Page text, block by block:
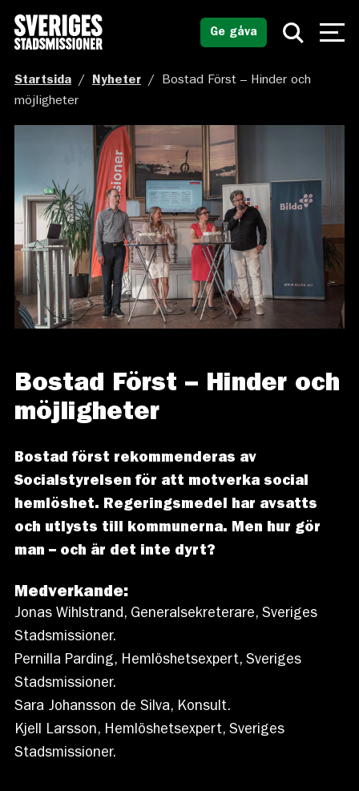
Ge gåva
Startsida / Nyheter /
Bostad Först – Hinder och
möjligheter
Bostad Först – Hinder och
möjligheter
Bostad först rekommenderas av
Socialstyrelsen för att motverka social
hemlöshet. Regeringsmedel har avsatts
och utlysts till kommunerna. Men hur gör
man – och är det inte dyrt?
Medverkande:
Jonas Wihlstrand, Generalsekreterare, Sveriges
Stadsmissioner.
Pernilla Parding, Hemlöshetsexpert, Sveriges
Stadsmissioner.
Sara Johansson de Silva, Konsult.
Kjell Larsson, Hemlöshetsexpert, Sveriges
Stadsmissioner.